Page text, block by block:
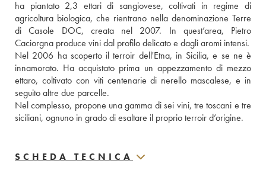
ha piantato 2,3 ettari di sangiovese, coltivati in regime di
agricoltura biologica, che rientrano nella denominazione Terre
di Casole DOC, creata nel 2007. In quest’area, Pietro
Caciorgna produce vini dal profilo delicato e dagli aromi intensi.
Nel 2006 ha scoperto il terroir dell'Etna, in Sicilia, e se ne è
innamorato. Ha acquistato prima un appezzamento di mezzo
ettaro, coltivato con viti centenarie di nerello mascalese, e in
seguito altre due parcelle.
Nel complesso, propone una gamma di sei vini, tre toscani e tre
siciliani, ognuno in grado di esaltare il proprio terroir d’origine.
SCHEDA TECNICA